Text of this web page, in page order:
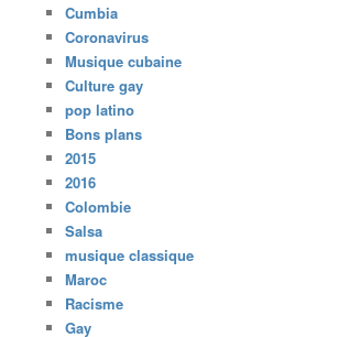
Cumbia
Coronavirus
Musique cubaine
Culture gay
pop latino
Bons plans
2015
2016
Colombie
Salsa
musique classique
Maroc
Racisme
Gay